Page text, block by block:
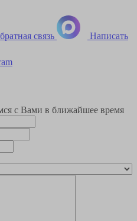
связь Написать
с Вами в ближайшее время